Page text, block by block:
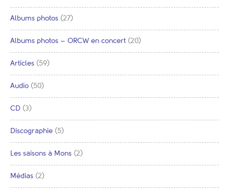
Albums photos (27)
Albums photos – ORCW en concert (20)
Articles (59)
Audio (50)
CD (3)
Discographie (5)
Les saisons à Mons (2)
Médias (2)